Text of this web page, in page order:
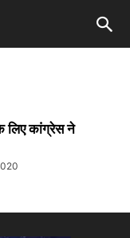
लिए कांग्रेस ने